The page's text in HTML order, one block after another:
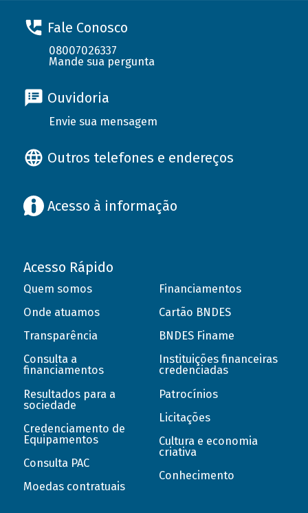
Fale Conosco
08007026337
Mande sua pergunta
Ouvidoria
Envie sua mensagem
Outros telefones e endereços
Acesso à informação
Acesso Rápido
Quem somos
Onde atuamos
Transparência
Consulta a
financiamentos
Resultados para a
sociedade
Credenciamento de
Equipamentos
Consulta PAC
Moedas contratuais
Financiamentos
Cartão BNDES
BNDES Finame
Instituições financeiras
credenciadas
Patrocínios
Licitações
Cultura e economia
criativa
Conhecimento